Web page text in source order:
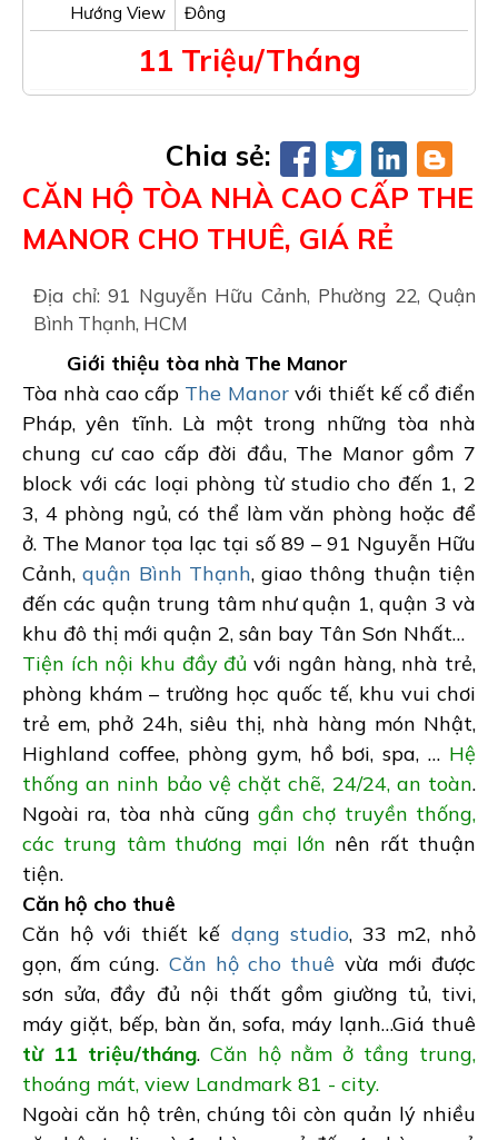
Hướng View
Đông
11 Triệu/Tháng
Chia sẻ:
CĂN HỘ TÒA NHÀ CAO CẤP THE
MANOR CHO THUÊ, GIÁ RẺ
Địa chỉ: 91 Nguyễn Hữu Cảnh, Phường 22, Quận
Bình Thạnh, HCM
Giới thiệu tòa nhà The Manor
Tòa nhà cao cấp The Manorvới thiết kế cổ điển
Pháp, yên tĩnh. Là một trong những tòa nhà
chung cư cao cấp đời đầu, The Manor gồm 7
block với các loại phòng từ studio cho đến 1, 2
3, 4 phòng ngủ, có thể làm văn phòng hoặc để
ở. The Manor tọa lạc tại số 89 – 91 Nguyễn Hữu
Cảnh,quận Bình Thạnh, giao thông thuận tiện
đến các quận trung tâm như quận 1, quận 3 và
khu đô thị mới quận 2, sân bay Tân Sơn Nhất…
Tiện ích nội khu đầy đủvới ngân hàng, nhà trẻ,
phòng khám – trường học quốc tế, khu vui chơi
trẻ em, phở 24h, siêu thị, nhà hàng món Nhật,
Highland coffee, phòng gym, hồ bơi, spa, … Hệ
thống an ninh bảo vệ chặt chẽ, 24/24, an toàn.
Ngoài ra, tòa nhà cũng gần chợ truyền thống,
các trung tâm thương mại lớn nên rất thuận
tiện.
Căn hộ cho thuê
Căn hộ với thiết kế dạng studio, 33 m2, nhỏ
gọn, ấm cúng. Căn hộ cho thuê vừa mới được
sơn sửa, đầy đủ nội thất gồm giường tủ, tivi,
máy giặt, bếp, bàn ăn, sofa, máy lạnh…Giá thuê
từ 11 triệu/tháng. Căn hộ nằm ở tầng trung,
thoáng mát, view Landmark 81 - city.
Ngoài căn hộ trên, chúng tôi còn quản lý nhiều